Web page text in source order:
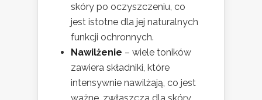
skóry po oczyszczeniu, co
jest istotne dla jej naturalnych
funkcji ochronnych.
Nawilżenie – wiele toników
zawiera składniki, które
intensywnie nawilżają, co jest